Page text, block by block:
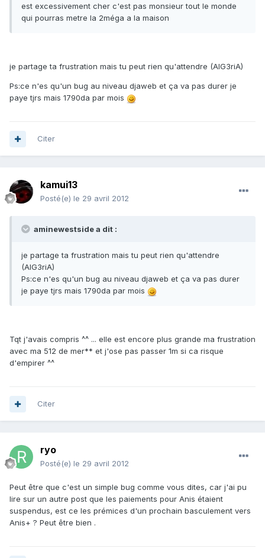
est excessivement cher c'est pas monsieur tout le monde
qui pourras metre la 2méga a la maison
je partage ta frustration mais tu peut rien qu'attendre (AlG3riA)
Ps:ce n'es qu'un bug au niveau djaweb et ça va pas durer je
paye tjrs mais 1790da par mois
Citer
kamui13
Posté(e) le 29 avril 2012
aminewestside a dit :
je partage ta frustration mais tu peut rien qu'attendre
(AlG3riA)
Ps:ce n'es qu'un bug au niveau djaweb et ça va pas durer
je paye tjrs mais 1790da par mois
Tqt j'avais compris ^^ ... elle est encore plus grande ma frustration
avec ma 512 de mer** et j'ose pas passer 1m si ca risque
d'empirer ^^
Citer
ryo
Posté(e) le 29 avril 2012
Peut être que c'est un simple bug comme vous dites, car j'ai pu
lire sur un autre post que les paiements pour Anis étaient
suspendus, est ce les prémices d'un prochain basculement vers
Anis+ ? Peut être bien .